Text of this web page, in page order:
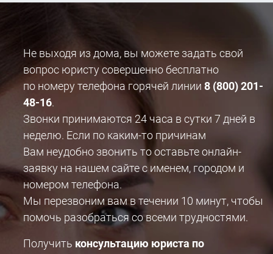
Не выходя из дома, вы можете задать свой
вопрос юристу совершенно бесплатно
по номеру телефона горячей линии 8 (800) 201-
48-16.
Звонки принимаются 24 часа в сутки 7 дней в
неделю. Если по каким-то причинам
Вам неудобно звонить то оставьте онлайн-
заявку на нашем сайте с именем, городом и
номером телефона.
Мы перезвоним вам в течении 10 минут, чтобы
помочь разобраться со всеми трудностями.
Получить консультацию юриста по